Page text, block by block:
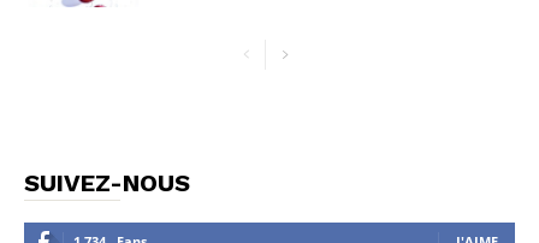
SUIVEZ-NOUS